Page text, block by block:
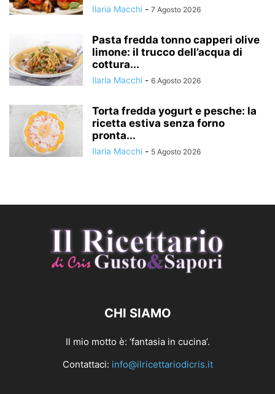
Ilaria Macchi - 7 Agosto 2026
Pasta fredda tonno capperi olive
limone: il trucco dell’acqua di
cottura...
Ilaria Macchi - 6 Agosto 2026
Torta fredda yogurt e pesche: la
ricetta estiva senza forno
pronta...
Ilaria Macchi - 5 Agosto 2026
CHI SIAMO
Il mio motto è: ‘fantasia in cucina’.
Contattaci: info@ilricettariodicris.it